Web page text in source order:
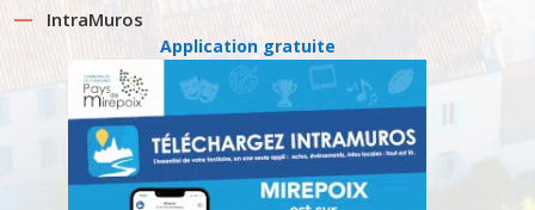
IntraMuros
Application gratuite